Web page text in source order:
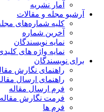
آمار نشریه
آرشیو مجله و مقالات
کلیه شماره‌های مجله
آخرین شماره
نمایه نویسندگان
نمایه واژه های کلیدی
برای نویسندگان
راهنمای نگارش مقاله
راهنمای ارسال مقاله
فرم ارسال مقاله
فرمت نگارش مقاله
فرم ها